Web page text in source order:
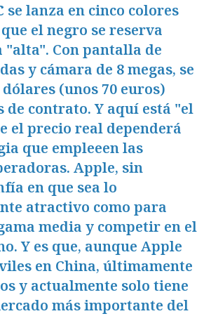
se lanza en cinco colores
el negro se reserva
"alta". Con pantalla de
y cámara de 8 megas, se
(unos 70 euros)
de contrato. Y aquí está "el
el precio real dependerá
que empleeen las
Apple, sin
en que sea lo
atractivo como para
media y competir en el
Y es que, aunque Apple
en China, últimamente
y actualmente solo tiene
más importante del